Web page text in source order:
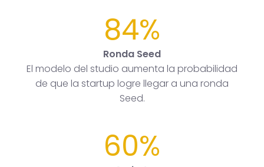
84%
Ronda Seed
El modelo del studio aumenta la probabilidad
de que la startup logre llegar a una ronda
Seed.
60%